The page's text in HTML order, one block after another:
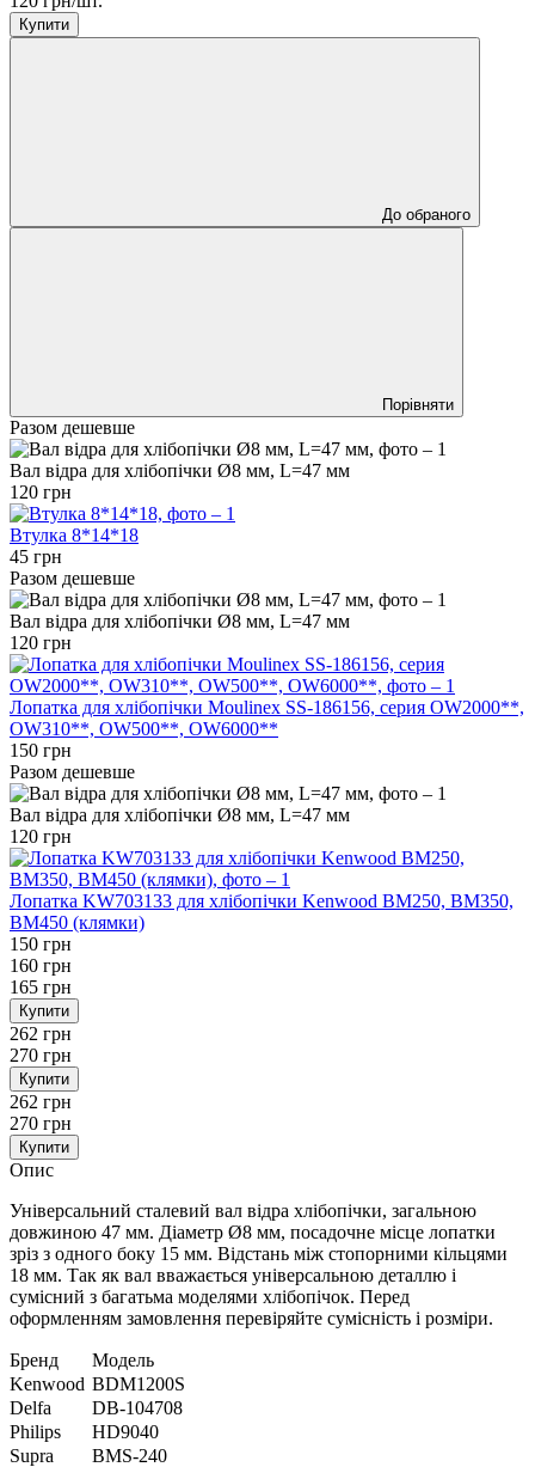
Купити
До обраного
Порівняти
Разом дешевше
Вал відра для хлібопічки Ø8 мм, L=47 мм
120 грн
Втулка 8*14*18
45 грн
Разом дешевше
Вал відра для хлібопічки Ø8 мм, L=47 мм
120 грн
Лопатка для хлібопічки Moulinex SS-186156, серия OW2000**,
OW310**, OW500**, OW6000**
150 грн
Разом дешевше
Вал відра для хлібопічки Ø8 мм, L=47 мм
120 грн
Лопатка KW703133 для хлібопічки Kenwood BM250, BM350,
BM450 (клямки)
150 грн
160 грн
165 грн
Купити
262 грн
270 грн
Купити
262 грн
270 грн
Купити
Опис
Універсальний сталевий вал відра хлібопічки, загальною
довжиною 47 мм. Діаметр Ø8 мм, посадочне місце лопатки
зріз з одного боку 15 мм. Відстань між стопорними кільцями
18 мм. Так як вал вважається універсальною деталлю і
сумісний з багатьма моделями хлібопічок. Перед
оформленням замовлення перевіряйте сумісність і розміри.
Бренд
Модель
Kenwood BDM1200S
Delfa
DB-104708
Philips
HD9040
Supra
BMS-240